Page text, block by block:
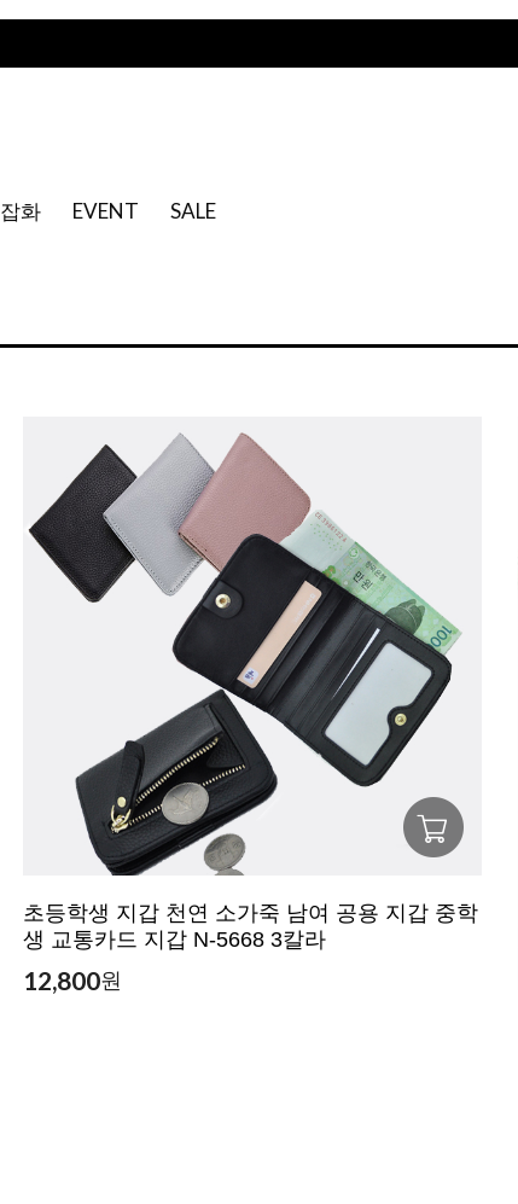
잡화 EVENT SALE
초등학생 지갑 천연 소가죽 남여 공용 지갑 중학
생 교통카드 지갑 N-5668 3칼라
12,800원